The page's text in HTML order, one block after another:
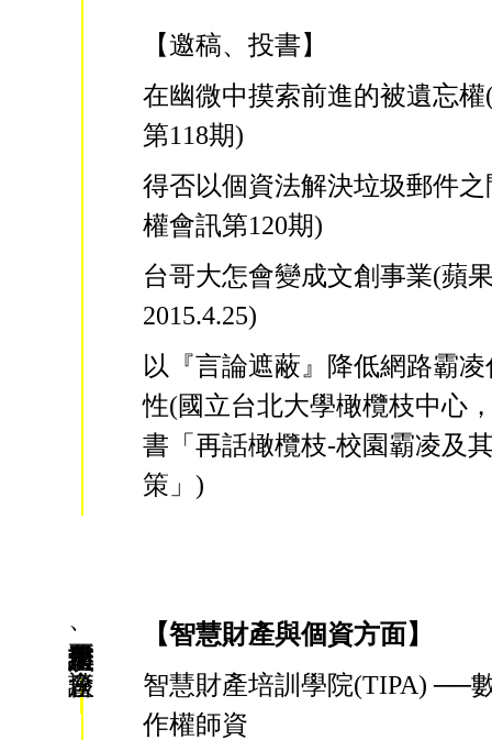
【邀稿、投書】
在幽微中摸索前進的被遺忘
第118期)
得否以個資法解決垃圾郵件
權會訊第120期)
台哥大怎會變成文創事業(蘋
2015.4.25)
以『言論遮蔽』降低網路霸
性(國立台北大學橄欖枝中心
書「再話橄欖枝-校園霸凌及
策」)
講座與歷年重要演講、座談會
【智慧財產與個資方面】
智慧財產培訓學院(TIPA) ──
作權師資